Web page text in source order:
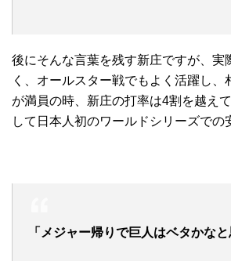
後にそんな言葉を残す新庄ですが、実
く、オールスター戦でもよく活躍し、
が満員の時、新庄の打率は4割を越え
して日本人初のワールドシリーズでの
「メジャー帰りで巨人はベタかなと